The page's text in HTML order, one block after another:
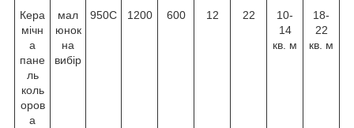
Кера
мічн
а
пане
ль
коль
оров
а
мал
юнок
на
вибір
950C 1200 600 12 22
10-
14
кв. м
18-
22
кв. м